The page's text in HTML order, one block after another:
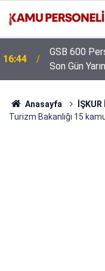
16:44
GSB 600
Son Gün Yarın
Anasayfa
Turizm Bakanlığı 15